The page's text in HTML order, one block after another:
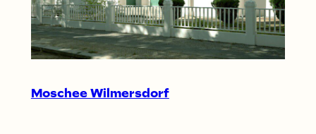
Moschee Wilmersdorf